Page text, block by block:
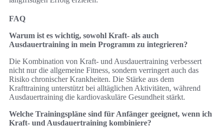
FAQ
Warum ist es wichtig, sowohl Kraft- als auch
Ausdauertraining in mein Programm zu integrieren?
Die Kombination von Kraft- und Ausdauertraining verbessert
nicht nur die allgemeine Fitness, sondern verringert auch das
Risiko chronischer Krankheiten. Die Stärke aus dem
Krafttraining unterstützt bei alltäglichen Aktivitäten, während
Ausdauertraining die kardiovaskuläre Gesundheit stärkt.
Welche Trainingspläne sind für Anfänger geeignet, wenn ich
Kraft- und Ausdauertraining kombiniere?